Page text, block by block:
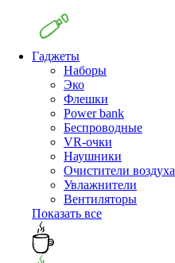
Гаджеты
Наборы
Эко
Флешки
Power bank
Беспроводные
VR-очки
Наушники
Очистители воздуха
Увлажнители
Вентиляторы
Показать все